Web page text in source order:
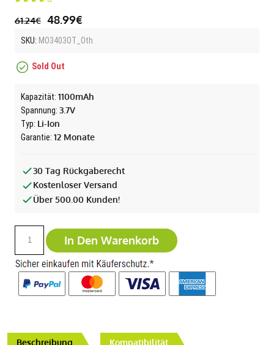
61.24€ 48.99€
SKU: MO3403OT_Oth
Sold Out
Kapazität: 1100mAh
Spannung: 3.7V
Typ: Li-Ion
Garantie: 12 Monate
30 Tag Rückgaberecht
Kostenloser Versand
Über 500.00 Kunden!
In Den Warenkorb
Beschreibung
Kompatibilität